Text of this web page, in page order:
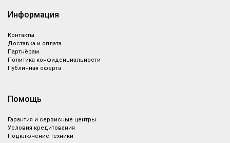
Информация
Контакты
Доставка и оплата
Партнёрам
Политика конфиденциальности
Публичная оферта
Помощь
Гарантия и сервисные центры
Условия кредитования
Подключение техники